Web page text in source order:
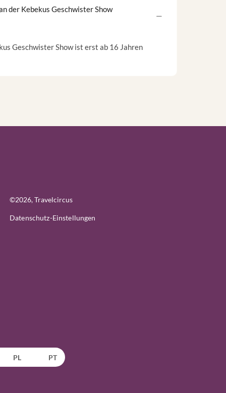
der Kebekus Geschwister Show
Geschwister Show ist erst ab 16 Jahren
©2026, Travelcircus
Datenschutz-Einstellungen
PL PT